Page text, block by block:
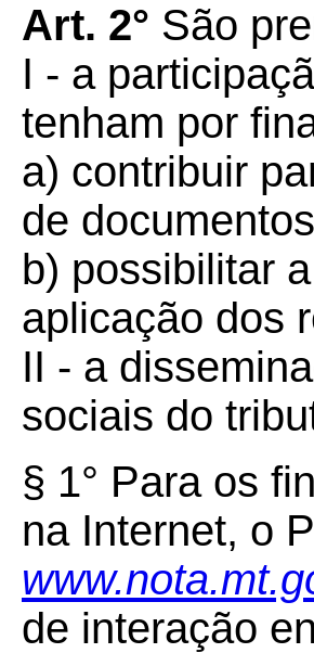
Art. 2° São
I - a
tenham por
a) contribuir
de
b) possibilitar
aplicação dos
II - a
sociais do
§ 1° Para os
na Internet, o
de interação